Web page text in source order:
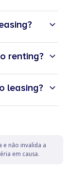
não inclui
custos.Para
renting?
leasing?
e não invalida a
em causa.